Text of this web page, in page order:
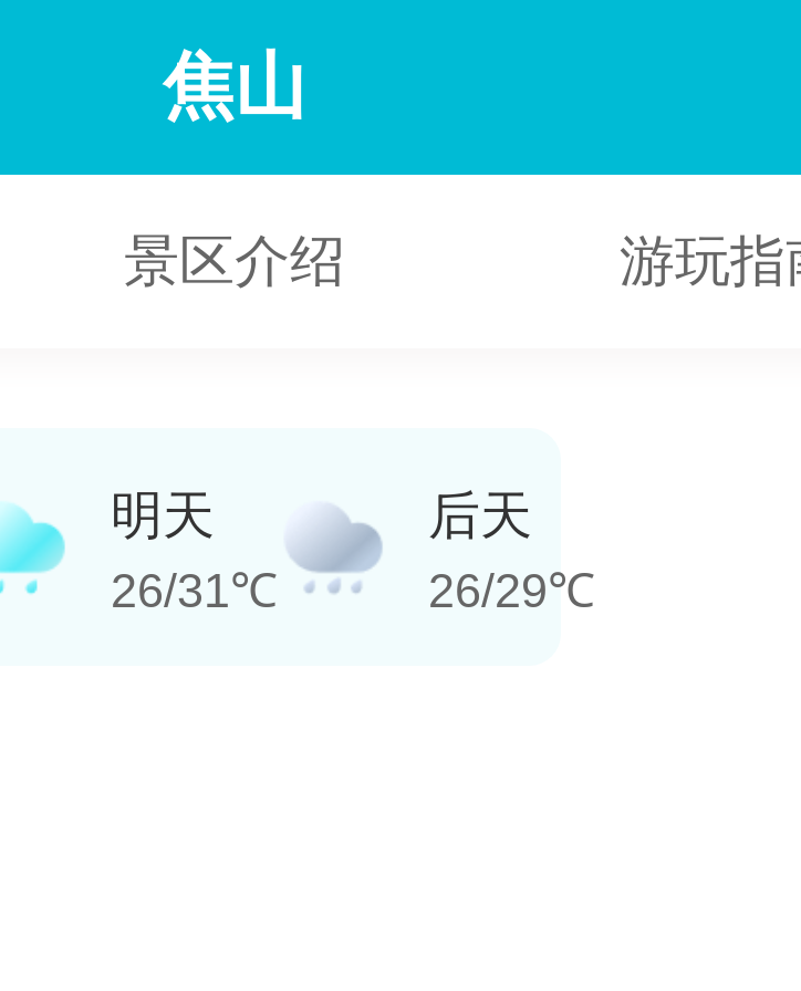
焦山
景区介绍 游玩指
明天
26/31℃
后天
26/29℃